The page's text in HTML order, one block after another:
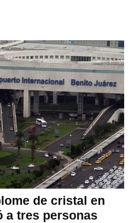
de cristal en
a tres personas